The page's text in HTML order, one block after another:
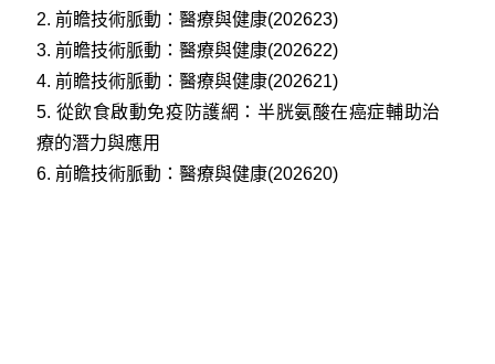
2. 前瞻技術脈動：醫療與健康(202623)
3. 前瞻技術脈動：醫療與健康(202622)
4. 前瞻技術脈動：醫療與健康(202621)
5. 從飲食啟動免疫防護網：半胱氨酸在癌症輔助治
療的潛力與應用
6. 前瞻技術脈動：醫療與健康(202620)